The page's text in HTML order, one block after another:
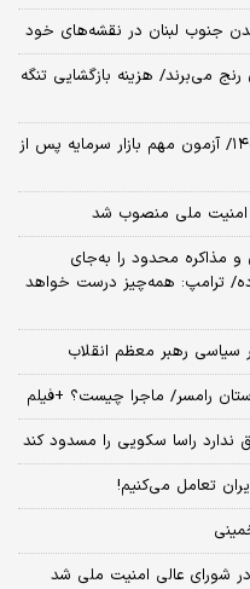
جنوب لبنان در نقشه‌های خود
می‌برند/ هزینه بازگشایی تنگه
​پیش‌بینی بورس فردا دوشنبه ۱۹ مرداد ۱۴۰۵/ آزمون مهم بازار سرمایه پس از
امنیت ملی منصوب شد
مذاکره محدود را به‌جای
ترامپ: همه‌چیز درست خواهد
سیاسی رهبر معظم انقلاب
رامسر/ ماجرا چیست؟ +فیلم
راسا سکویی را مسدود کند
تعامل می‌کنیم!
شورای عالی امنیت ملی شد